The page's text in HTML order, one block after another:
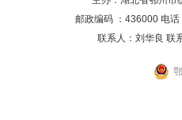
邮政编码 ：436000 电
联系人：刘华良 联